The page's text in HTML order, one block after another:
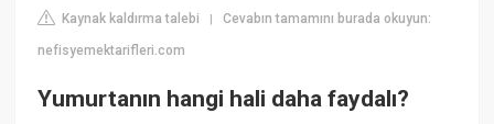
Kaynak kaldırma talebi |Cevabın tamamını burada okuyun:
nefisyemektarifleri.com
Yumurtanın hangi hali daha faydalı?